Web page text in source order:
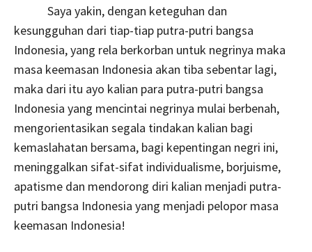
Saya yakin, dengan keteguhan dan
kesungguhan dari tiap-tiap putra-putri bangsa
Indonesia, yang rela berkorban untuk negrinya maka
masa keemasan Indonesia akan tiba sebentar lagi,
maka dari itu ayo kalian para putra-putri bangsa
Indonesia yang mencintai negrinya mulai berbenah,
mengorientasikan segala tindakan kalian bagi
kemaslahatan bersama, bagi kepentingan negri ini,
meninggalkan sifat-sifat individualisme, borjuisme,
apatisme dan mendorong diri kalian menjadi putra-
putri bangsa Indonesia yang menjadi pelopor masa
keemasan Indonesia!